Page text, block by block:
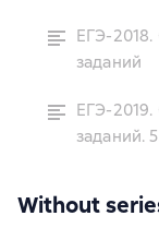
ЕГЭ-
заданий
ЕГЭ-
заданий.
Without